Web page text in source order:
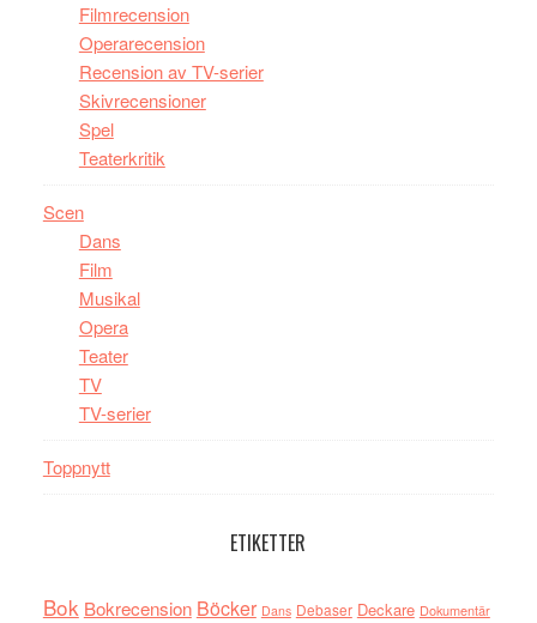
Filmrecension
Operarecension
Recension av TV-serier
Skivrecensioner
Spel
Teaterkritik
Scen
Dans
Film
Musikal
Opera
Teater
TV
TV-serier
Toppnytt
ETIKETTER
Bok Bokrecension Böcker Dans Debaser Deckare Dokumentär